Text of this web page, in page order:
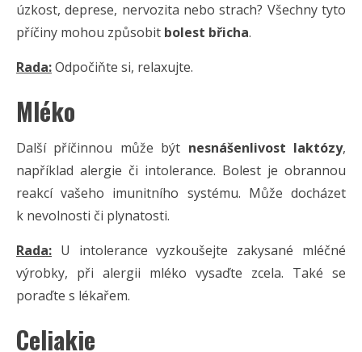
úzkost, deprese, nervozita nebo strach? Všechny tyto
příčiny mohou způsobit bolest břicha.
Rada:Odpočiňte si, relaxujte.
Mléko
Další příčinnou může být nesnášenlivost laktózy,
například alergie či intolerance. Bolest je obrannou
reakcí vašeho imunitního systému. Může docházet
k nevolnosti či plynatosti.
Rada: U intolerance vyzkoušejte zakysané mléčné
výrobky, při alergii mléko vysaďte zcela. Také se
poraďte s lékařem.
Celiakie